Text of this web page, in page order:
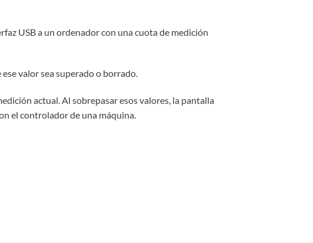
USB a un ordenador con una cuota de medición
valor sea superado o borrado.
actual. Al sobrepasar esos valores, la pantalla
el controlador de una máquina.